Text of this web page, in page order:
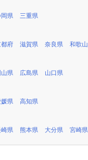
県 三重県
府 滋賀県 奈良県 和歌
山県 広島県 山口県
県 高知県
県 熊本県 大分県 宮崎県